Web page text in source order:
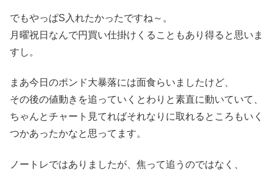
でもやっぱS入れたかったですね～。
月曜祝日なんで円買い仕掛けくることもあり得ると思いま
すし。
まあ今日のポンド大暴落には面食らいましたけど、
その後の値動きを追っていくとわりと素直に動いていて、
ちゃんとチャート見てればそれなりに取れるところもいく
つかあったかなと思ってます。
ノートレではありましたが、焦って追うのではなく、